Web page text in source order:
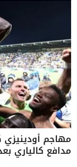
مهاجم
مدافع كالياري